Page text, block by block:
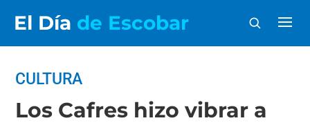
El Día de Escobar
CULTURA
Los Cafres hizo vibrar a